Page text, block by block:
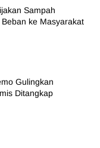
Sampah
ke Masyarakat
Gulingkan
Ditangkap